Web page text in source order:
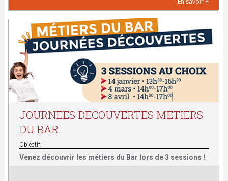
JOURNEES DECOUVERTES METIERS
DU BAR
Objectif:
Venez découvrir les métiers du Bar lors de 3 sessions !